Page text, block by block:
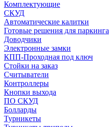
Комплектующие
СКУД
Автоматические калитки
Готовые решения для паркинга
Доводчики
Электронные замки
КПП-Проходная под ключ
Стойки на заказ
Считыватели
Контроллеры
Кнопки выхода
ПО СКУД
Болларды
Турникеты